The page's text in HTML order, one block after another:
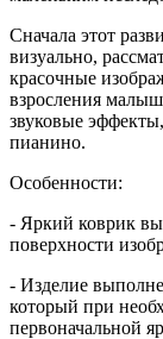
Сначала этот
визуально,
красочные
взросления
звуковые
пианино.
Особенности:
- Яркий коврик
поверхности
- Изделие
который при
первоначальной